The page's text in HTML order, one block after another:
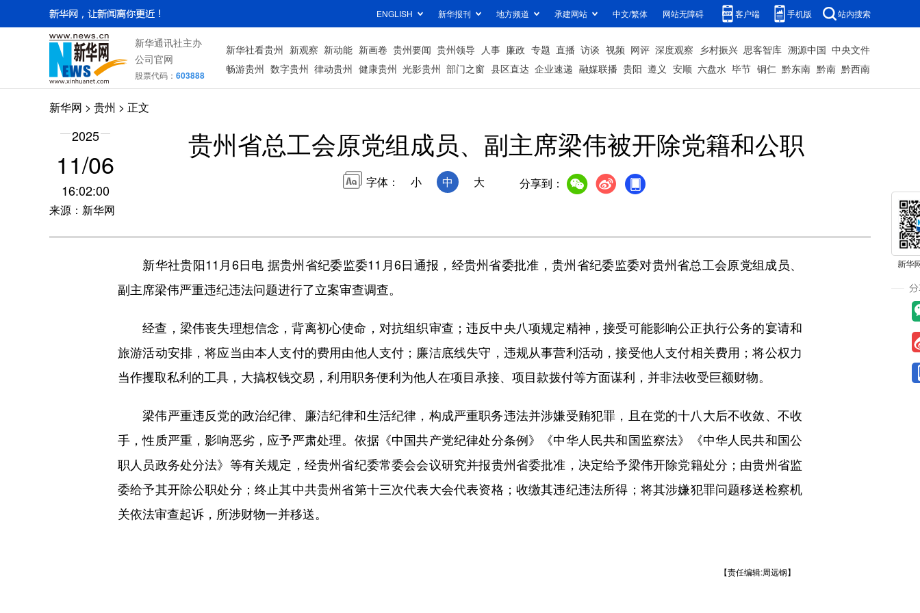
ENGLISH 新华报刊 地方频道 承建网站 中文/繁体 网站无障碍 客户端 手机版 站内搜索
新华通讯社主办
公司官网
股票代码： 603888
新华社看贵州 新观察 新动能 新画卷 贵州要闻 贵州领导 人事 廉政 专题 直播 访谈 视频 网评 深度观察 乡村振兴 思客智库 溯源中国 中央文件
畅游贵州 数字贵州 律动贵州 健康贵州 光影贵州 部门之窗 县区直达 企业速递 融媒联播 贵阳 遵义 安顺 六盘水 毕节 铜仁 黔东南 黔南 黔西南
新华网 > 贵州 > 正文
2025
11/06
16:02:00
来源：新华网
贵州省总工会原党组成员、副主席梁伟被开除党籍和公职
字体： 小 中 大 分享到：
新华社贵阳11月6日电 据贵州省纪委监委11月6日通报，经贵州省委批准，贵州省纪委监委对贵州省总工会原党组成员、
副主席梁伟严重违纪违法问题进行了立案审查调查。
经查，梁伟丧失理想信念，背离初心使命，对抗组织审查；违反中央八项规定精神，接受可能影响公正执行公务的宴请和
旅游活动安排，将应当由本人支付的费用由他人支付；廉洁底线失守，违规从事营利活动，接受他人支付相关费用；将公权力
当作攫取私利的工具，大搞权钱交易，利用职务便利为他人在项目承接、项目款拨付等方面谋利，并非法收受巨额财物。
梁伟严重违反党的政治纪律、廉洁纪律和生活纪律，构成严重职务违法并涉嫌受贿犯罪，且在党的十八大后不收敛、不收
手，性质严重，影响恶劣，应予严肃处理。依据《中国共产党纪律处分条例》《中华人民共和国监察法》《中华人民共和国公
职人员政务处分法》等有关规定，经贵州省纪委常委会会议研究并报贵州省委批准，决定给予梁伟开除党籍处分；由贵州省监
委给予其开除公职处分；终止其中共贵州省第十三次代表大会代表资格；收缴其违纪违法所得；将其涉嫌犯罪问题移送检察机
关依法审查起诉，所涉财物一并移送。
【责任编辑:周远钢】